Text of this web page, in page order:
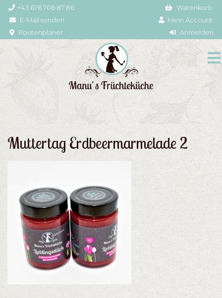
+43 676 706 87 86
E-Mail senden
Routenplaner
Warenkorb
Mein Account
Anmelden
Muttertag Erdbeermarmelade 2